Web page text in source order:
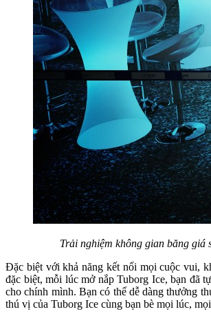
Trải nghiệm không gian băng giá
Đặc biệt với khả năng kết nối mọi cuộc vui,
đặc biệt, mỗi lúc mở nắp Tuborg Ice, bạn đã
cho chính mình. Bạn có thể dễ dàng thưởng
thú vị của Tuborg Ice cùng bạn bè mọi lúc,